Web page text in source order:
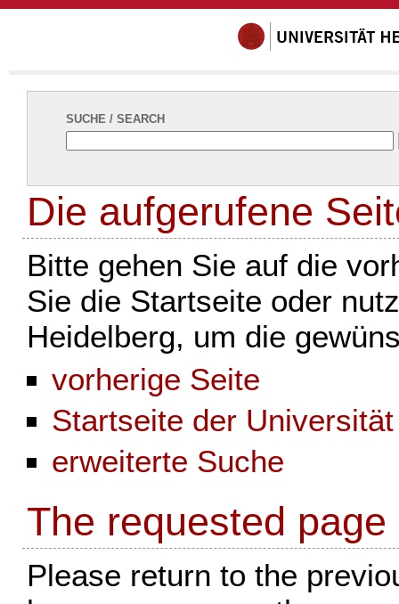
SUCHE / SEARCH
Die aufgerufene
Bitte gehen Sie auf die
Sie die Startseite oder
Heidelberg, um die
vorherige Seite
Startseite der
erweiterte Suche
The requested
Please return to the